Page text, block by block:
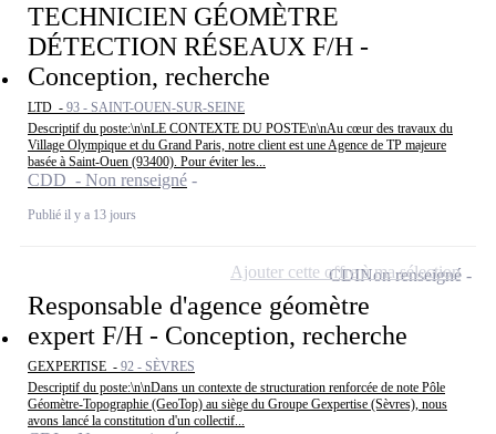
TECHNICIEN GÉOMÈTRE
DÉTECTION RÉSEAUX F/H -
Conception, recherche
LTD - 93 - SAINT-OUEN-SUR-SEINE
Descriptif du poste:\n\nLE CONTEXTE DU POSTE\n\nAu cœur des travaux du
Village Olympique et du Grand Paris, notre client est une Agence de TP majeure
basée à Saint-Ouen (93400). Pour éviter les...
CDD - Non renseigné
Publié il y a 13 jours
Responsable d'agence géomètre
expert F/H - Conception, recherche
GEXPERTISE - 92 - SÈVRES
Descriptif du poste:\n\nDans un contexte de structuration renforcée de note Pôle
Géomètre-Topographie (GeoTop) au siège du Groupe Gexpertise (Sèvres), nous
avons lancé la constitution d'un collectif...
CDINon renseigné
Ajouter cette offre à ma sélection